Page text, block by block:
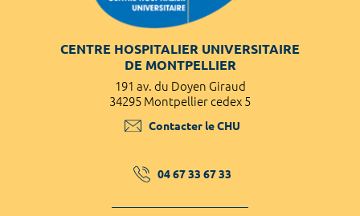
CENTRE HOSPITALIER UNIVERSITAIRE
DE MONTPELLIER
191 av. du Doyen Giraud
34295 Montpellier cedex 5
Contacter le CHU
04 67 33 67 33